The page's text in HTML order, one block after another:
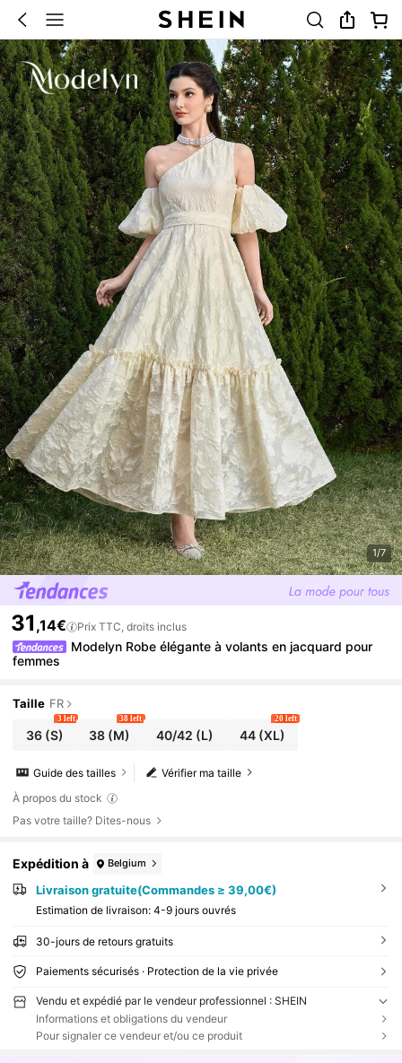
1/7
31 ,14€ Prix TTC, droits inclus
Modelyn Robe élégante à volants en jacquard pour
femmes
Taille FR
36(S)
3 left
38 (M)
38 left
40/42 (L) 44(XL)
20 left
Vérifier ma taille
Guide des tailles
À propos du stock
Pas votre taille? Dites-nous
Expédition à Belgium
Livraison gratuite(Commandes ≥ 39,00€)
Estimation de livraison: 4-9 jours ouvrés
30-jours de retours gratuits
Paiements sécurisés · Protection de la vie privée
Vendu et expédié par le vendeur professionnel : SHEIN
Informations et obligations du vendeur
Pour signaler ce vendeur et/ou ce produit